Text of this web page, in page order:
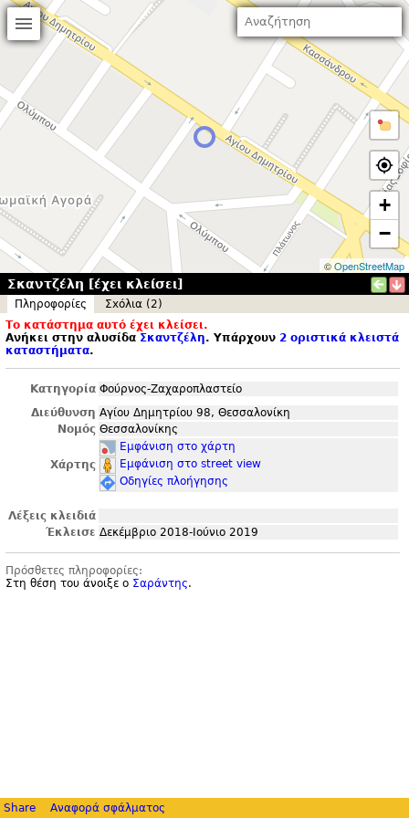
+
−
©OpenStreetMap
Σκαντζέλη [έχει κλείσει]
Πληροφορίες
Σxόλια (2)
Το κατάστημα αυτό έχει κλείσει.
Ανήκει στην αλυσίδα Σκαντζέλη. Υπάρχουν 2 οριστικά κλειστά
καταστήματα.
Κατηγορία Φούρνος-Ζαχαροπλαστείο
Διεύθυνση Αγίου Δημητρίου 98, Θεσσαλονίκη
Νομός Θεσσαλονίκης
Χάρτης
Εμφάνιση στο χάρτη
Εμφάνιση στο street view
Οδηγίες πλοήγησης
Λέξεις κλειδιά
Έκλεισε Δεκέμβριο 2018-Ιούνιο 2019
Πρόσθετες πληροφορίες:
Στη θέση του άνοιξε ο Σαράντης.
Share Αναφορά σφάλματος